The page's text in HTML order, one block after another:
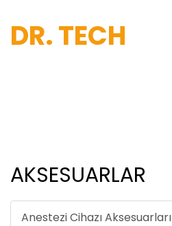
DR. TECH
AKSESUARLAR
Anestezi Cihazı Aksesuarları